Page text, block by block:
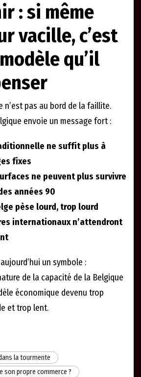
: si même
vacille, c’est
qu’il
n’est pas au bord de la faillite.
envoie un message fort :
ne suffit plus à
fixes
ne peuvent plus survivre
années 90
pèse lourd, trop lourd
internationaux n’attendront
un symbole :
de la capacité de la Belgique
économique devenu trop
et trop lent.
la tourmente
son propre commerce ?